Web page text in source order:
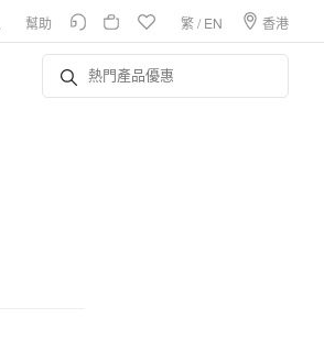
幫助 繁/ EN 香港